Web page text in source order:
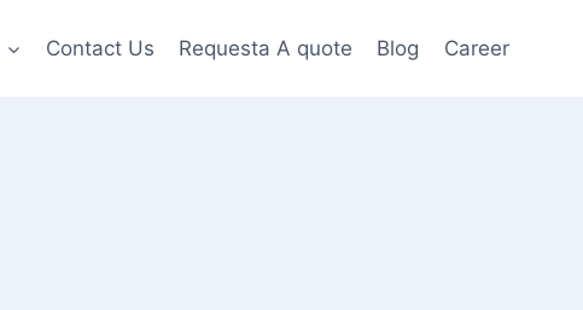
Contact Us Requesta A quote Blog Career